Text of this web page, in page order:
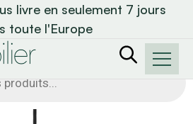
livre en seulement 7 jours
toute l'Europe